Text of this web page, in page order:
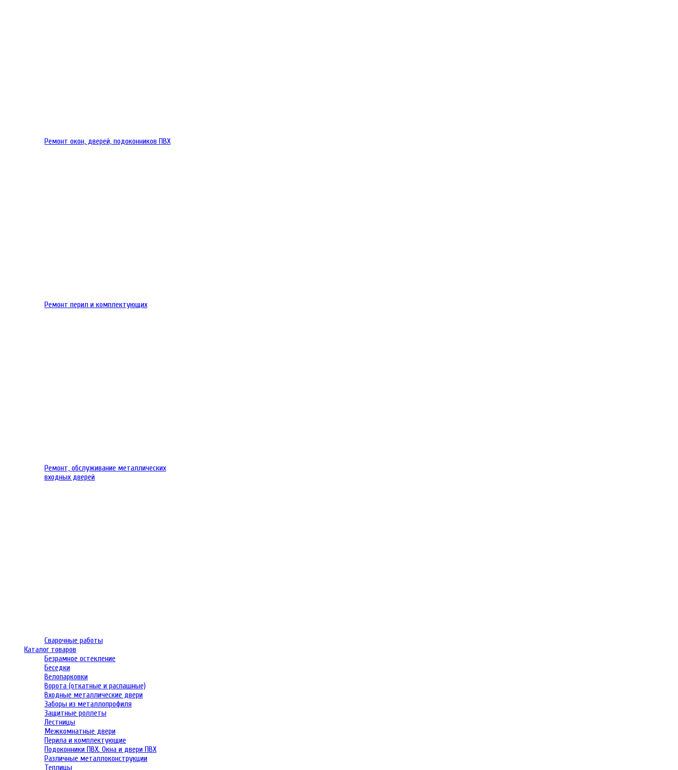
Ремонт окон, дверей, подоконников ПВХ
Ремонт перил и комплектующих
Ремонт, обслуживание металлических
входных дверей
Сварочные работы
Каталог товаров
Безрамное остекление
Беседки
Велопарковки
Ворота (откатные и распашные)
Входные металлические двери
Заборы из металлопрофиля
Защитные роллеты
Лестницы
Межкомнатные двери
Перила и комплектующие
Подоконники ПВХ. Окна и двери ПВХ
Различные металлоконструкции
Теплицы